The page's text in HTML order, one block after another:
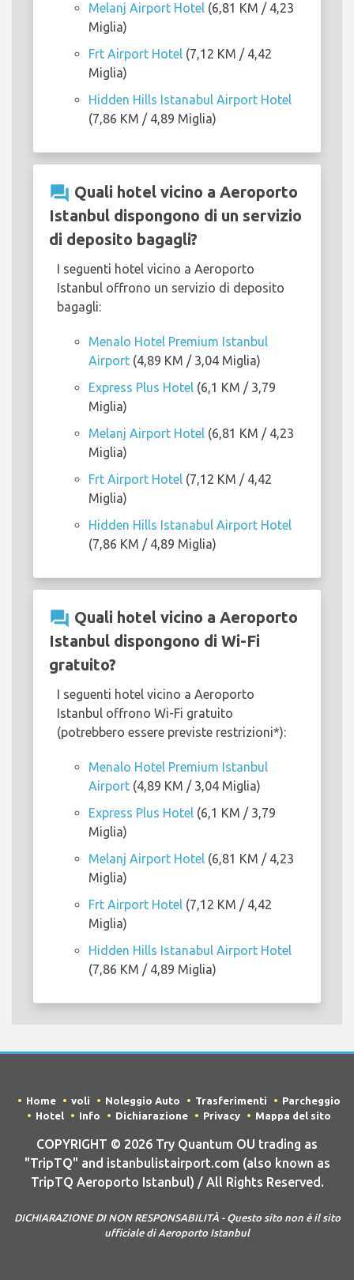
Melanj Airport Hotel (6,81 KM / 4,23
Miglia)
Frt Airport Hotel (7,12 KM / 4,42
Miglia)
Hidden Hills Istanabul Airport Hotel
(7,86 KM / 4,89 Miglia)
question_answer Quali hotel vicino a Aeroporto
Istanbul dispongono di un servizio
di deposito bagagli?
I seguenti hotel vicino a Aeroporto
Istanbul offrono un servizio di deposito
bagagli:
Menalo Hotel Premium Istanbul
Airport (4,89 KM / 3,04 Miglia)
Express Plus Hotel (6,1 KM / 3,79
Miglia)
Melanj Airport Hotel (6,81 KM / 4,23
Miglia)
Frt Airport Hotel (7,12 KM / 4,42
Miglia)
Hidden Hills Istanabul Airport Hotel
(7,86 KM / 4,89 Miglia)
question_answer Quali hotel vicino a Aeroporto
Istanbul dispongono di Wi-Fi
gratuito?
I seguenti hotel vicino a Aeroporto
Istanbul offrono Wi-Fi gratuito
(potrebbero essere previste restrizioni*):
Menalo Hotel Premium Istanbul
Airport (4,89 KM / 3,04 Miglia)
Express Plus Hotel (6,1 KM / 3,79
Miglia)
Melanj Airport Hotel (6,81 KM / 4,23
Miglia)
Frt Airport Hotel (7,12 KM / 4,42
Miglia)
Hidden Hills Istanabul Airport Hotel
(7,86 KM / 4,89 Miglia)
Home voli Noleggio Auto Trasferimenti
Parcheggio
Hotel
Info Dichiarazione Privacy Mappa del sito
COPYRIGHT © 2026 Try Quantum OU trading as
"TripTQ" and istanbulistairport.com (also known as
TripTQ Aeroporto Istanbul) / All Rights Reserved.
DICHIARAZIONE DI NON RESPONSABILITÀ - Questo sito non è il sito
ufficiale di Aeroporto Istanbul